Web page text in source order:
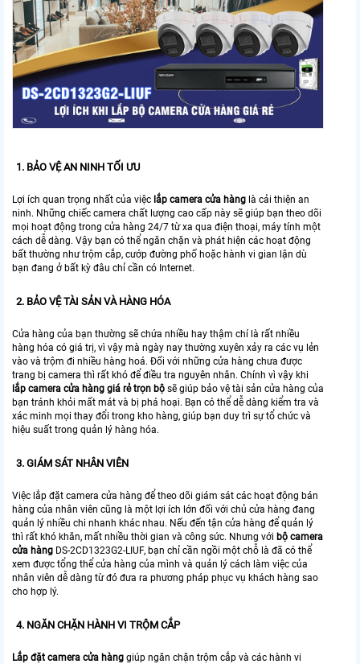
1. BẢO VỆ AN NINH TỐI ƯU
Lợi ích quan trọng nhất của việc lắp camera cửa hàng là cải thiện an
ninh. Những chiếc camera chất lượng cao cấp này sẽ giúp bạn theo dõi
mọi hoạt động trong cửa hàng 24/7 từ xa qua điện thoại, máy tính một
cách dễ dàng. Vậy bạn có thể ngăn chặn và phát hiện các hoạt động
bất thường như trộm cắp, cướp đường phố hoặc hành vi gian lận dù
bạn đang ở bất kỳ đâu chỉ cần có Internet.
2. BẢO VỆ TÀI SẢN VÀ HÀNG HÓA
Cửa hàng của bạn thường sẽ chứa nhiều hay thậm chí là rất nhiều
hàng hóa có giá trị, vì vậy mà ngày nay thường xuyên xảy ra các vụ lẻn
vào và trộm đi nhiều hàng hoá. Đối với những cửa hàng chưa được
trang bị camera thì rất khó để điều tra nguyên nhân. Chính vì vậy khi
lắp camera cửa hàng giá rẻ trọn bộ sẽ giúp bảo vệ tài sản cửa hàng của
bạn tránh khỏi mất mát và bị phá hoại. Bạn có thể dễ dàng kiểm tra và
xác minh mọi thay đổi trong kho hàng, giúp bạn duy trì sự tổ chức và
hiệu suất trong quản lý hàng hóa.
3. GIÁM SÁT NHÂN VIÊN
Việc lắp đặt camera cửa hàng để theo dõi giám sát các hoạt động bán
hàng của nhân viên cũng là một lợi ích lớn đối với chủ cửa hàng đang
quản lý nhiều chi nhanh khác nhau. Nếu đến tận cửa hàng để quản lý
thì rất khó khăn, mất nhiều thời gian và công sức. Nhưng với bộ camera
cửa hàng DS-2CD1323G2-LIUF, bạn chỉ cần ngồi một chỗ là đã có thể
xem được tổng thể cửa hàng của mình và quản lý cách làm việc của
nhân viên dễ dàng từ đó đưa ra phương pháp phục vụ khách hàng sao
cho hợp lý.
4. NGĂN CHẶN HÀNH VI TRỘM CẮP
Lắp đặt camera cửa hàng giúp ngăn chặn trộm cắp và các hành vi